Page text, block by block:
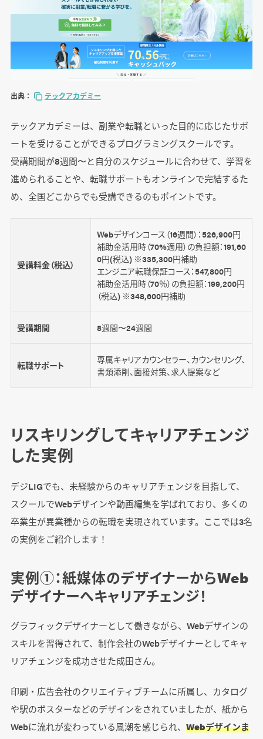
出典： テックアカデミー
テックアカデミーは、副業や転職といった目的に応じたサポ
ートを受けることができるプログラミングスクールです。
受講期間が8週間〜と自分のスケジュールに合わせて、学習を
進められることや、転職サポートもオンラインで完結するた
め、全国どこからでも受講できるのもポイントです。
受講料金（税込）
Webデザインコース（16週間）：526,900円
補助金活用時（70%適用）の負担額：191,60
0円(税込) ※335,300円補助
エンジニア転職保証コース：547,800円
補助金活用時（70％）の負担額：199,200円
（税込) ※348,600円補助
受講期間 8週間〜24週間
転職サポート
専属キャリアカウンセラー、カウンセリング、
書類添削、面接対策、求人提案など
リスキリングしてキャリアチェンジ
した実例
デジLIGでも、未経験からのキャリアチェンジを目指して、
スクールでWebデザインや動画編集を学ばれており、多くの
卒業生が異業種からの転職を実現されています。ここでは3名
の実例をご紹介します！
実例①：紙媒体のデザイナーからWeb
デザイナーへキャリアチェンジ！
グラフィックデザイナーとして働きながら、Webデザインの
スキルを習得されて、制作会社のWebデザイナーとしてキャ
リアチェンジを成功させた成田さん。
印刷・広告会社のクリエイティブチームに所属し、カタログ
や駅のポスターなどのデザインをされていましたが、紙から
Webに流れが変わっている風潮を感じられ、 Webデザインま